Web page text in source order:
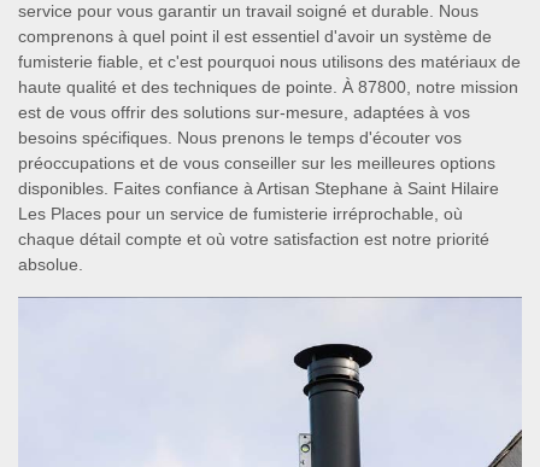
service pour vous garantir un travail soigné et durable. Nous
comprenons à quel point il est essentiel d'avoir un système de
fumisterie fiable, et c'est pourquoi nous utilisons des matériaux de
haute qualité et des techniques de pointe. À 87800, notre mission
est de vous offrir des solutions sur-mesure, adaptées à vos
besoins spécifiques. Nous prenons le temps d'écouter vos
préoccupations et de vous conseiller sur les meilleures options
disponibles. Faites confiance à Artisan Stephane à Saint Hilaire
Les Places pour un service de fumisterie irréprochable, où
chaque détail compte et où votre satisfaction est notre priorité
absolue.